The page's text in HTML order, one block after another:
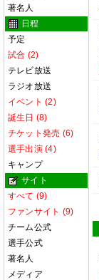
著名人
日程
予定
試合 (2)
テレビ放送
ラジオ放送
イベント (2)
誕生日 (8)
チケット発売 (6)
選手出演 (4)
キャンプ
サイト
すべて (9)
ファンサイト (9)
チーム公式
選手公式
著名人
メディア